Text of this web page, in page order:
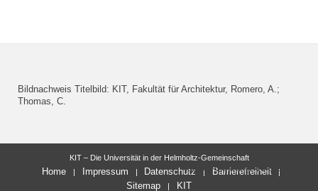
Bildnachweis Titelbild: KIT, Fakultät für Architektur, Romero, A.;
Thomas, C.
letzte Änderung: 10.06.2025
KIT – Die Universität in der Helmholtz-Gemeinschaft
Home Impressum Datenschutz
Barrierefreiheit
Sitemap
KIT